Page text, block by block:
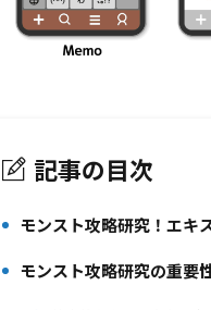
記事の目次
モンスト攻略研究！エキ
モンスト攻略研究の重要